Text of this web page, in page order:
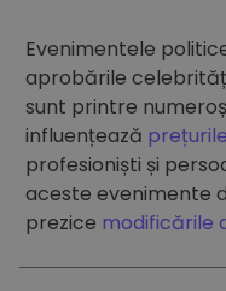
Evenimentele
aprobările
sunt printre
influențează
profesioniști și
aceste evenimente
prezice modificările